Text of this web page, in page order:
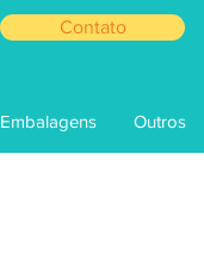
Contato
Embalagens Outros